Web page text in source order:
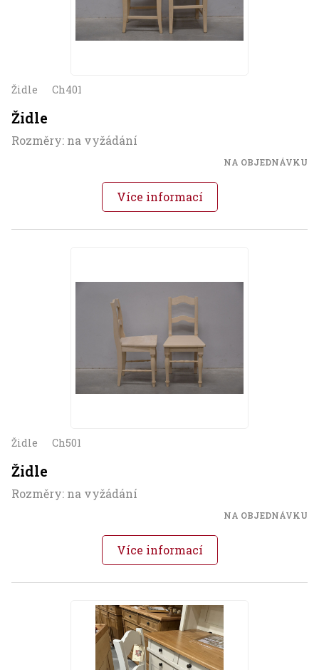
Židle Ch401
Židle
Rozměry: na vyžádání
NA OBJEDNÁVKU
Více informací
Židle Ch501
Židle
Rozměry: na vyžádání
NA OBJEDNÁVKU
Více informací